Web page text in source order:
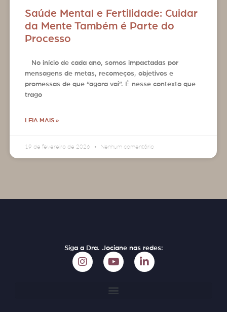
Saúde Mental e Fertilidade: Cuidar
da Mente Também é Parte do
Processo
No início de cada ano, somos impactadas por
mensagens de metas, recomeços, objetivos e
promessas de que “agora vai”. É nesse contexto que
trago
LEIA MAIS »
19 de fevereiro de 2026 Nenhum comentário
Siga a Dra. Jociane nas redes: